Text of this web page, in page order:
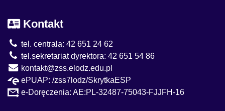
Kontakt
tel. centrala: 42 651 24 62
tel.sekretariat dyrektora: 42 651 54 86
kontakt@zss.elodz.edu.pl
ePUAP: /zss7lodz/SkrytkaESP
e-Doręczenia: AE:PL-32487-75043-FJJFH-16